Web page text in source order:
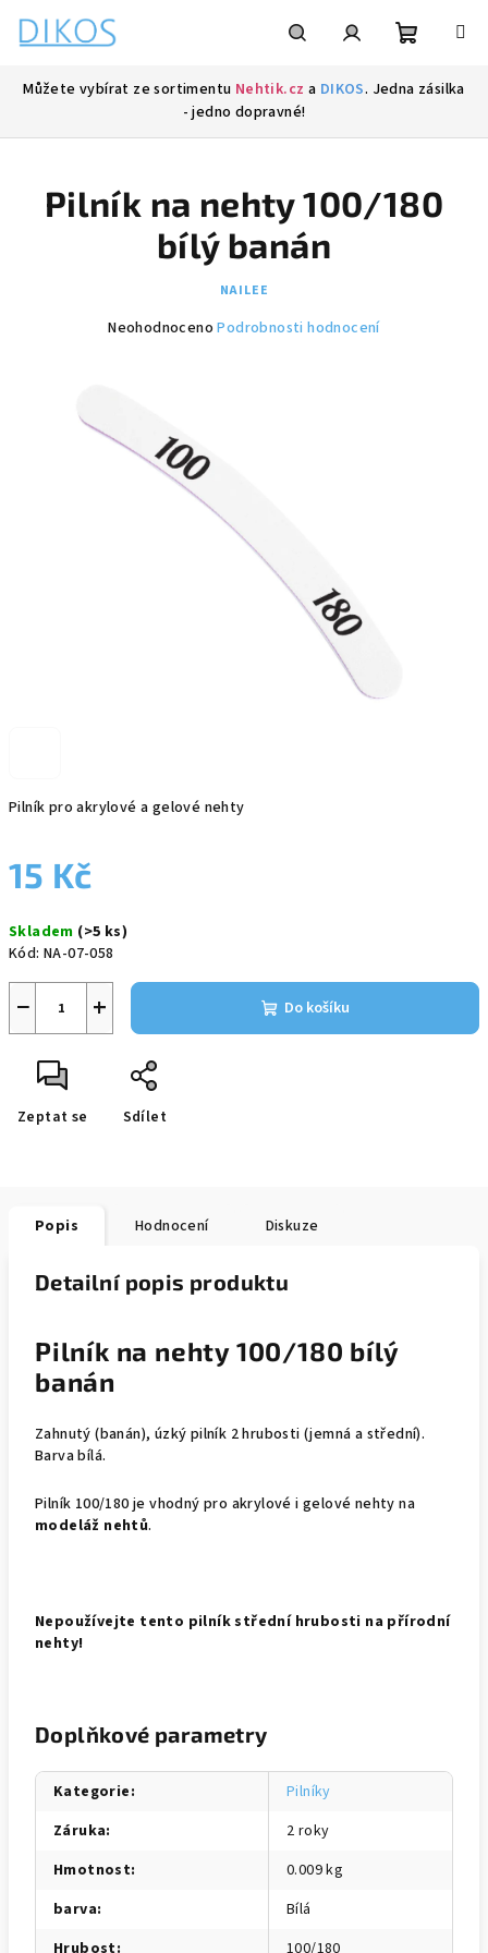
obsah
Můžete vybírat ze sortimentu Nehtik.cz a DIKOS. Jedna zásilka
- jedno dopravné!
Pilník pro akrylové a gelové nehty
15 Kč
cena:
Skladem (>5 ks)
Kód: NA-07-058
+
− Do košíku
Zeptat se Sdílet
Pilník na nehty 100/180
bílý banán
NAILEE
Průměrné
z
hvězdiček.
Neohodnoceno Podrobnosti hodnocení
Popis Hodnocení Diskuze
Detailní popis produktu
Pilník na nehty 100/180 bílý
banán
Zahnutý (banán), úzký pilník 2 hrubosti (jemná a střední).
Barva bílá.
Pilník 100/180 je vhodný pro akrylové i gelové nehty na
modeláž nehtů.
Nepoužívejte tento pilník střední hrubosti na přírodní
nehty!
Doplňkové parametry
Kategorie:
Pilníky
Záruka:
2 roky
Hmotnost:
0.009 kg
barva:
Bílá
Hrubost: 100/180